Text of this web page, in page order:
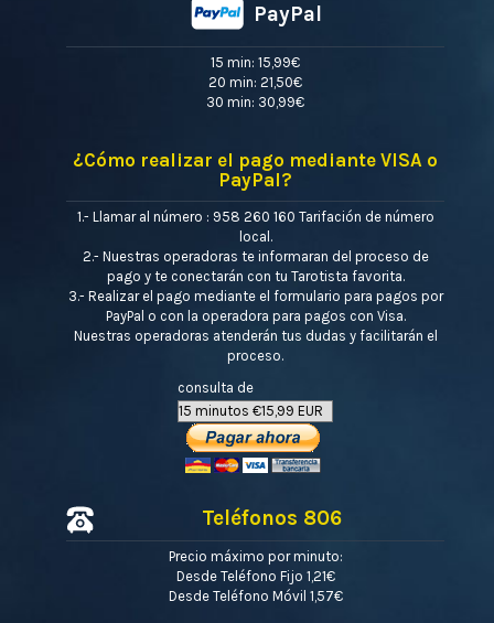
PayPal
15 min: 15,99€
20 min: 21,50€
30 min: 30,99€
¿Cómo realizar el pago mediante VISA o
PayPal?
1.- Llamar al número : 958 260 160 Tarifación de número
local.
2.- Nuestras operadoras te informaran del proceso de
pago y te conectarán con tu Tarotista favorita.
3.- Realizar el pago mediante el formulario para pagos por
PayPal o con la operadora para pagos con Visa.
Nuestras operadoras atenderán tus dudas y facilitarán el
proceso.
consulta de
Teléfonos 806
Precio máximo por minuto:
Desde Teléfono Fijo 1,21€
Desde Teléfono Móvil 1,57€